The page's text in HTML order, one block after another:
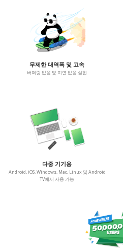
무제한 대역폭 및 고속
버퍼링 없음 및 지연 없음 실현
다중 기기용
Android, iOS, Windows, Mac, Linux 및 Android
TV에서 사용 가능